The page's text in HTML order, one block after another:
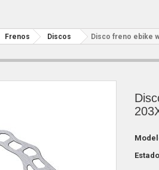
Frenos Discos Disco freno ebike
Estado